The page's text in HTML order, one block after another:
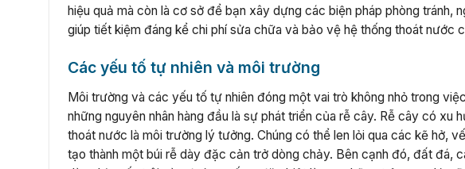
hiệu quả mà còn là cơ sở để bạn xây dựng các biện pháp phòng tránh,
giúp tiết kiệm đáng kể chi phí sửa chữa và bảo vệ hệ thống thoát nước
Các yếu tố tự nhiên và môi trường
Môi trường và các yếu tố tự nhiên đóng một vai trò không nhỏ trong
những nguyên nhân hàng đầu là sự phát triển của rễ cây. Rễ cây có xu
thoát nước là môi trường lý tưởng. Chúng có thể len lỏi qua các kẽ hở,
tạo thành một búi rễ dày đặc cản trở dòng chảy. Bên cạnh đó, đất đá,